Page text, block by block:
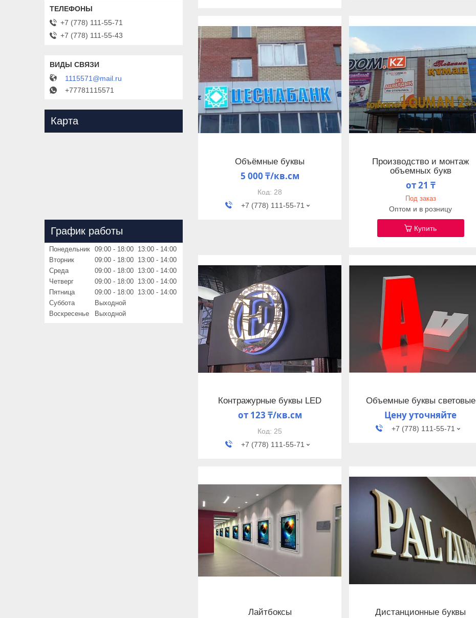
Объёмные буквы
5 000 ₸/кв.см
28
+7 (778) 111-55-71
Производство и монтаж
объемных букв
от 21 ₸
Под заказ
Оптом и в розницу
Купить
Контражурные буквы LED
от 123 ₸/кв.см
25
+7 (778) 111-55-71
Объемные буквы световые
Цену уточняйте
+7 (778) 111-55-71
Лайтбоксы Дистанционные буквы
+7 (778) 111-55-71
+7 (778) 111-55-43
1115571@mail.ru
+77781115571
Карта
График работы
Понедельник 09:00 18:00 13:00
14:00
Вторник
09:00 18:00 13:00
14:00
Среда
09:00 18:00 13:00
14:00
Четверг
09:00 18:00 13:00
14:00
Пятница
09:00 18:00 13:00
14:00
Суббота
Выходной
Воскресенье
Выходной